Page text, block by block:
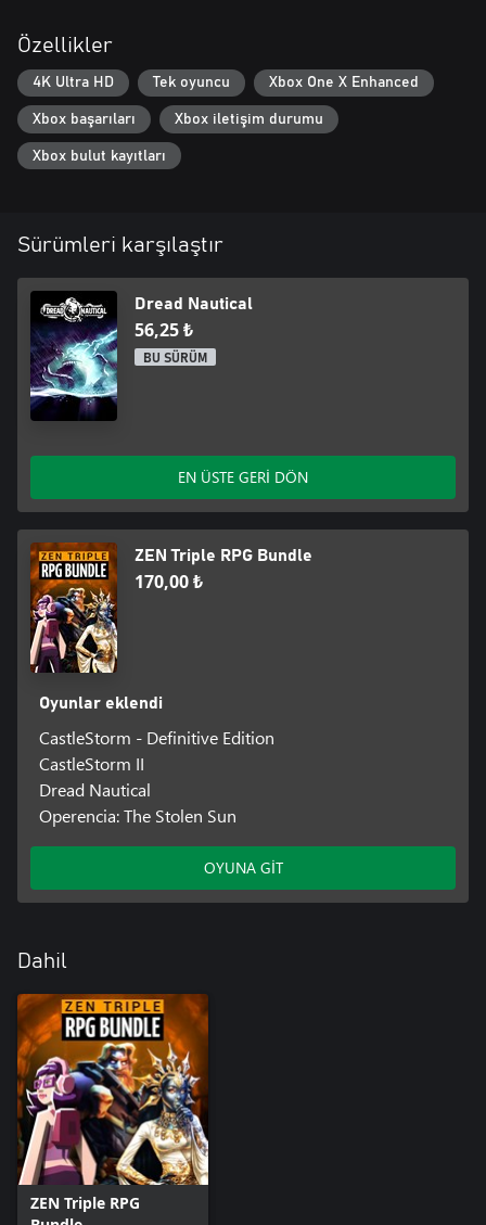
Özellikler
4K Ultra HD Tek oyuncu Xbox One X Enhanced
Xbox başarıları Xbox iletişim durumu
Xbox bulut kayıtları
Sürümleri karşılaştır
Dread Nautical
56,25 ₺
BU SÜRÜM
EN ÜSTE GERİ DÖN
ZEN Triple RPG Bundle
170,00 ₺
Oyunlar eklendi
CastleStorm - Definitive Edition
CastleStorm II
Dread Nautical
Operencia: The Stolen Sun
OYUNA GİT
Dahil
ZEN Triple RPG